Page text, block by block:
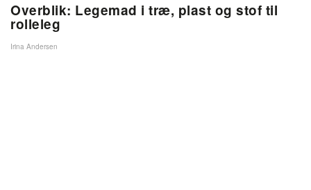
Overblik: Legemad i træ, plast og stof til
rolleleg
Irina Andersen